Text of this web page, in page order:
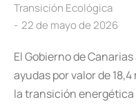
Transición Ecológica
22 de mayo de 2026
El Gobierno de
ayudas por valor de
la transición